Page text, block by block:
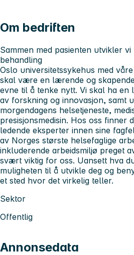
Om bedriften
Sammen med pasienten utvikler vi
behandling
Oslo universitetssykehus med
skal være en lærende og
evne til å tenke nytt. Vi skal ha en
av forskning og innovasjon, samt
morgendagens helsetjeneste,
presisjonsmedisin. Hos oss finner
ledende eksperter innen sine
av Norges største helsefaglige
inkluderende arbeidsmiljø preget
svært viktig for oss. Uansett hva
muligheten til å utvikle deg og
et sted hvor det virkelig teller.
Sektor
Offentlig
Annonsedata